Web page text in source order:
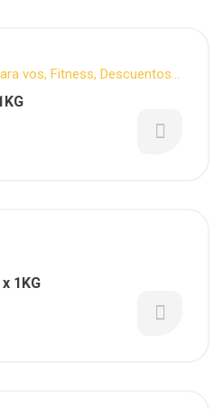
vos, Fitness, Descuentos
1KG